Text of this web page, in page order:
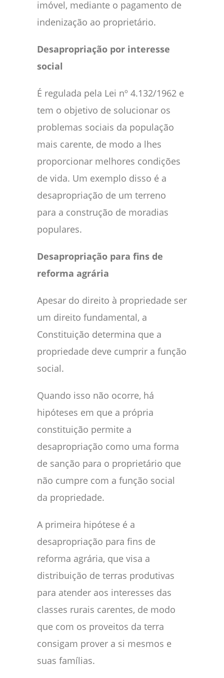
imóvel, mediante o pagamento de
indenização ao proprietário.
Desapropriação por interesse
social
É regulada pela Lei nº 4.132/1962 e
tem o objetivo de solucionar os
problemas sociais da população
mais carente, de modo a lhes
proporcionar melhores condições
de vida. Um exemplo disso é a
desapropriação de um terreno
para a construção de moradias
populares.
Desapropriação para fins de
reforma agrária
Apesar do direito à propriedade ser
um direito fundamental, a
Constituição determina que a
propriedade deve cumprir a função
social.
Quando isso não ocorre, há
hipóteses em que a própria
constituição permite a
desapropriação como uma forma
de sanção para o proprietário que
não cumpre com a função social
da propriedade.
A primeira hipótese é a
desapropriação para fins de
reforma agrária, que visa a
distribuição de terras produtivas
para atender aos interesses das
classes rurais carentes, de modo
que com os proveitos da terra
consigam prover a si mesmos e
suas famílias.